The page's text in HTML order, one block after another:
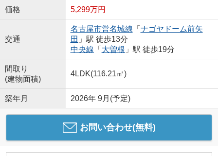
価格 5,299万円
交通
名古屋市営名城線 「 ナゴヤドーム前矢
田 」駅 徒歩13分
中央線 「 大曽根 」駅 徒歩19分
間取り
(建物面積)
4LDK(116.21㎡)
築年月 2026年 9月(予定)
お問い合わせ(無料)